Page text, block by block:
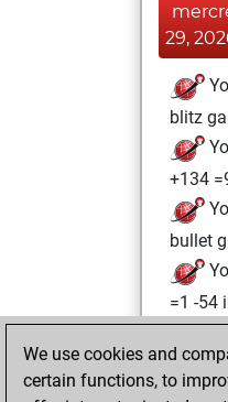
29,
blitz
+134
bullet
=1 -54
2026
We use cookies and
certain functions, to